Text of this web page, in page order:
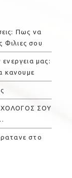
Πως να
Φιλιες σου
μας:
κανουμε
ΣΟΥ
στο